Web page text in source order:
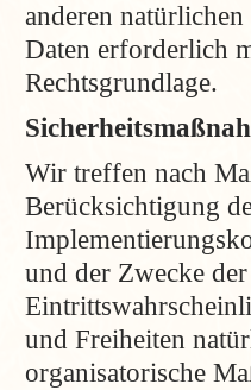
anderen
Daten erforderlich
Rechtsgrundlage.
Wir treffen nach
Berücksichtigung
und der Zwecke
und Freiheiten
organisatorische